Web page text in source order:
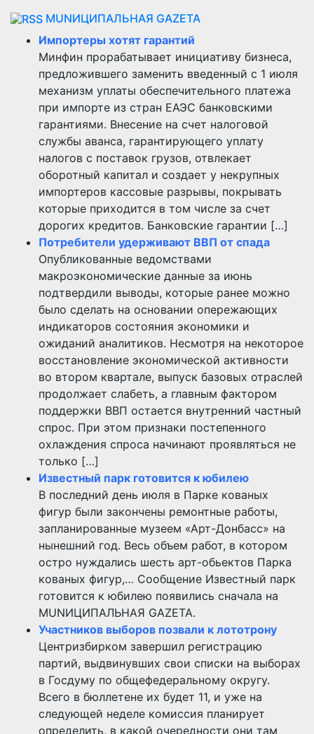
MUNИЦИПАЛЬНАЯ GAZЕТА
Импортеры хотят гарантий
Минфин прорабатывает инициативу бизнеса,
предложившего заменить введенный с 1 июля
механизм уплаты обеспечительного платежа
при импорте из стран ЕАЭС банковскими
гарантиями. Внесение на счет налоговой
службы аванса, гарантирующего уплату
налогов с поставок грузов, отвлекает
оборотный капитал и создает у некрупных
импортеров кассовые разрывы, покрывать
которые приходится в том числе за счет
дорогих кредитов. Банковские гарантии […]
Потребители удерживают ВВП от спада
Опубликованные ведомствами
макроэкономические данные за июнь
подтвердили выводы, которые ранее можно
было сделать на основании опережающих
индикаторов состояния экономики и
ожиданий аналитиков. Несмотря на некоторое
восстановление экономической активности
во втором квартале, выпуск базовых отраслей
продолжает слабеть, а главным фактором
поддержки ВВП остается внутренний частный
спрос. При этом признаки постепенного
охлаждения спроса начинают проявляться не
только […]
Известный парк готовится к юбилею
В последний день июля в Парке кованых
фигур были закончены ремонтные работы,
запланированные музеем «Арт-Донбасс» на
нынешний год. Весь объем работ, в котором
остро нуждались шесть арт-обьектов Парка
кованых фигур,… Сообщение Известный парк
готовится к юбилею появились сначала на
MUNИЦИПАЛЬНАЯ GAZЕТА.
Участников выборов позвали к лототрону
Центризбирком завершил регистрацию
партий, выдвинувших свои списки на выборах
в Госдуму по общефедеральному округу.
Всего в бюллетене их будет 11, и уже на
следующей неделе комиссия планирует
определить, в какой очередности они там